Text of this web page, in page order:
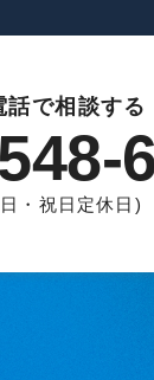
話で相談する
・祝日定休日)